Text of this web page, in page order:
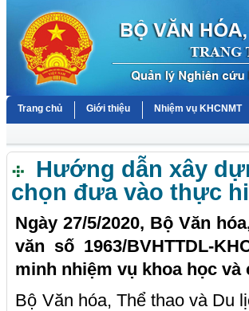
Trang chủ Giới thiệu Nhiệm vụ KHCNMT
Hướng dẫn xây
chọn đưa vào thực
Ngày 27/5/2020, Bộ Văn
văn số 1963/BVHTTDL-
minh nhiệm vụ khoa học và
Bộ Văn hóa, Thể thao và Du